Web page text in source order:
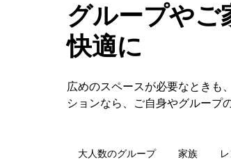
グループやご
快適に
広めのスペースが必要なときも
ションなら、ご自身やグループ
大人数のグループ 家族